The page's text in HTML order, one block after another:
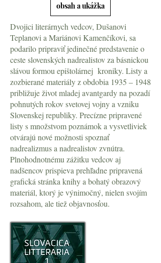
obsah a ukážka
Dvojici literárnych vedcov, Dušanovi
Teplanovi a Mariánovi Kamenčíkovi, sa
podarilo pripraviť jedinečné predstavenie o
ceste slovenských nadrealistov za básnickou
slávou formou epištolárnej kroniky. Listy a
zozbierané materiály z obdobia 1935 – 1948
približuje život mladej avantgardy na pozadí
pohnutých rokov svetovej vojny a vzniku
Slovenskej republiky. Precízne pripravené
listy s množstvom poznámok a vysvetliviek
otvárajú nové možnosti spoznať
nadrealizmus a nadrealistov zvnútra.
Plnohodnotnému zážitku vedcov aj
nadšencov prispieva prehľadne pripravená
grafická stránka knihy a bohatý obrazový
materiál, ktorý je výnimočný, nielen svojím
rozsahom, ale tiež objavnosťou.